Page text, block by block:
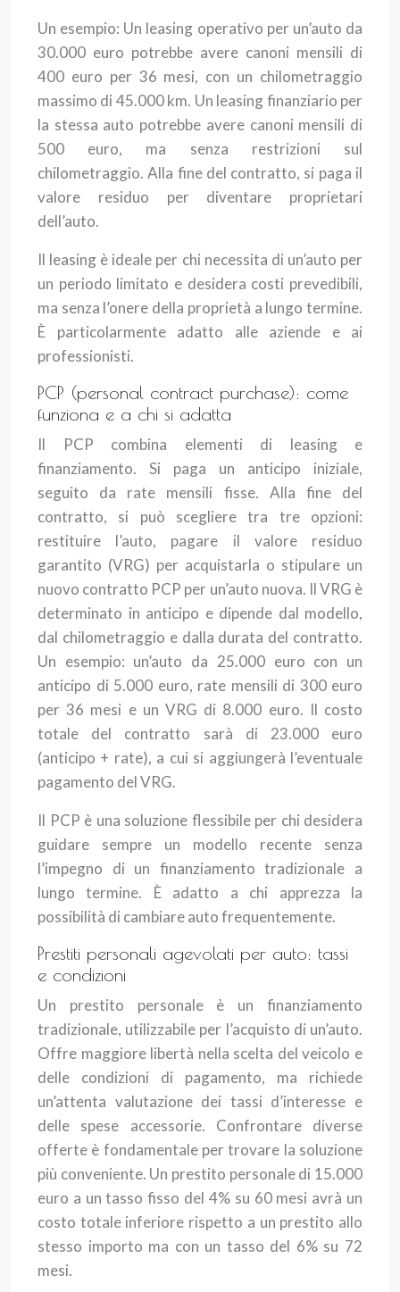
Un esempio: Un leasing operativo per un’auto da
30.000 euro potrebbe avere canoni mensili di
400 euro per 36 mesi, con un chilometraggio
massimo di 45.000 km. Un leasing finanziario per
la stessa auto potrebbe avere canoni mensili di
500 euro, ma senza restrizioni sul
chilometraggio. Alla fine del contratto, si paga il
valore residuo per diventare proprietari
dell’auto.
Il leasing è ideale per chi necessita di un’auto per
un periodo limitato e desidera costi prevedibili,
ma senza l’onere della proprietà a lungo termine.
È particolarmente adatto alle aziende e ai
professionisti.
PCP (personal contract purchase): come
funziona e a chi si adatta
Il PCP combina elementi di leasing e
finanziamento. Si paga un anticipo iniziale,
seguito da rate mensili fisse. Alla fine del
contratto, si può scegliere tra tre opzioni:
restituire l’auto, pagare il valore residuo
garantito (VRG) per acquistarla o stipulare un
nuovo contratto PCP per un’auto nuova. Il VRG è
determinato in anticipo e dipende dal modello,
dal chilometraggio e dalla durata del contratto.
Un esempio: un’auto da 25.000 euro con un
anticipo di 5.000 euro, rate mensili di 300 euro
per 36 mesi e un VRG di 8.000 euro. Il costo
totale del contratto sarà di 23.000 euro
(anticipo + rate), a cui si aggiungerà l’eventuale
pagamento del VRG.
Il PCP è una soluzione flessibile per chi desidera
guidare sempre un modello recente senza
l’impegno di un finanziamento tradizionale a
lungo termine. È adatto a chi apprezza la
possibilità di cambiare auto frequentemente.
Prestiti personali agevolati per auto: tassi
e condizioni
Un prestito personale è un finanziamento
tradizionale, utilizzabile per l’acquisto di un’auto.
Offre maggiore libertà nella scelta del veicolo e
delle condizioni di pagamento, ma richiede
un’attenta valutazione dei tassi d’interesse e
delle spese accessorie. Confrontare diverse
offerte è fondamentale per trovare la soluzione
più conveniente. Un prestito personale di 15.000
euro a un tasso fisso del 4% su 60 mesi avrà un
costo totale inferiore rispetto a un prestito allo
stesso importo ma con un tasso del 6% su 72
mesi.